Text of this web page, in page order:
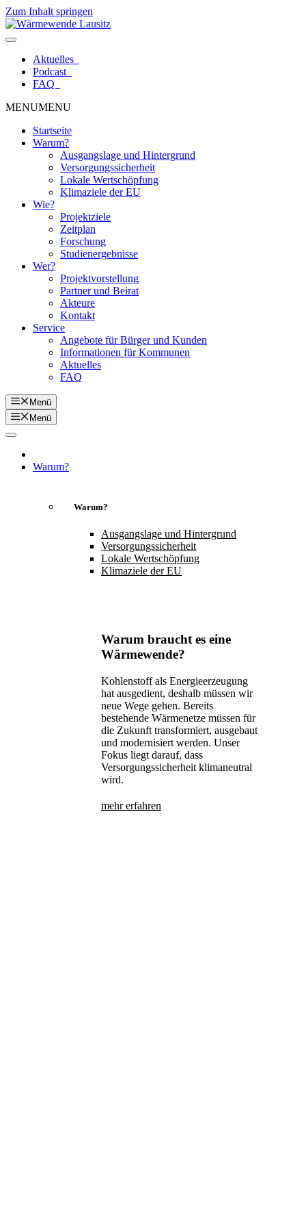
Zum Inhalt springen
Aktuelles
Podcast
FAQ
MENUMENU
Startseite
Warum?
Ausgangslage und Hintergrund
Versorgungssicherheit
Lokale Wertschöpfung
Klimaziele der EU
Wie?
Projektziele
Zeitplan
Forschung
Studienergebnisse
Wer?
Projektvorstellung
Partner und Beirat
Akteure
Kontakt
Service
Angebote für Bürger und Kunden
Informationen für Kommunen
Aktuelles
FAQ
Menü
Menü
Warum?
Warum?
Ausgangslage und Hintergrund
Versorgungssicherheit
Lokale Wertschöpfung
Klimaziele der EU
Warum braucht es eine
Wärmewende?
Kohlenstoff als Energieerzeugung
hat ausgedient, deshalb müssen wir
neue Wege gehen. Bereits
bestehende Wärmenetze müssen für
die Zukunft transformiert, ausgebaut
und modernisiert werden. Unser
Fokus liegt darauf, dass
Versorgungssicherheit klimaneutral
wird.
mehr erfahren